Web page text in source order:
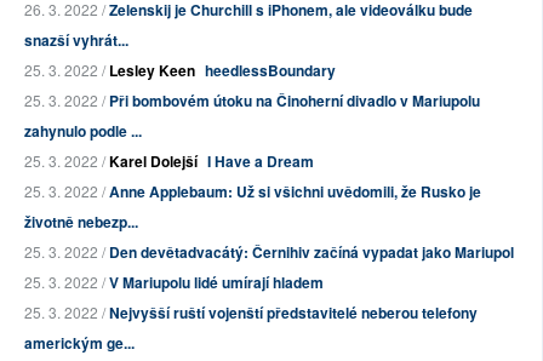
26. 3. 2022 /Zelenskij je Churchill s iPhonem, ale videoválku bude
snazší vyhrát...
25. 3. 2022 /Lesley Keen heedlessBoundary
25. 3. 2022 /Při bombovém útoku na Činoherní divadlo v Mariupolu
zahynulo podle ...
25. 3. 2022 /Karel Dolejší I Have a Dream
25. 3. 2022 /Anne Applebaum: Už si všichni uvědomili, že Rusko je
životně nebezp...
25. 3. 2022 /Den devětadvacátý: Černihiv začíná vypadat jako Mariupol
25. 3. 2022 /V Mariupolu lidé umírají hladem
25. 3. 2022 /Nejvyšší ruští vojenští představitelé neberou telefony
americkým ge...